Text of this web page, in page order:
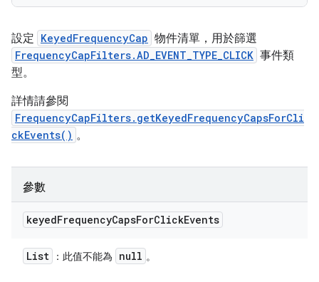
設定 KeyedFrequencyCap 物件清單，用於篩選
FrequencyCapFilters.AD_EVENT_TYPE_CLICK 事件類
型。
詳情請參閱
FrequencyCapFilters.getKeyedFrequencyCapsForCli
ckEvents() 。
參數
keyedFrequencyCapsForClickEvents
List ：此值不能為 null 。